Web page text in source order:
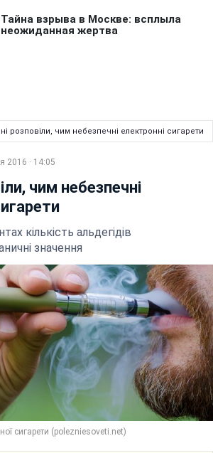
розповіли, чим небезпечні електронні сигарети
2016 · 14:05
чим небезпечні
кількість альдегідів
значення
сигарети (polezniesoveti.net)